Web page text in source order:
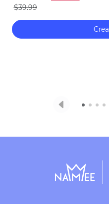
y los pequeños detalles. ¡Prepárate para un
sinfín de horas de
objetos ocultos en
$39.99